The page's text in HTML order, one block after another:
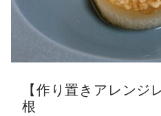
【作り置きアレンジ
根